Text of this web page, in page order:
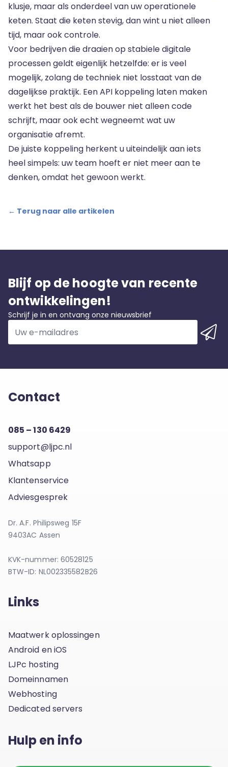
klusje, maar als onderdeel van uw operationele
keten. Staat die keten stevig, dan wint u niet alleen
tijd, maar ook controle.
Voor bedrijven die draaien op stabiele digitale
processen geldt eigenlijk hetzelfde: er is veel
mogelijk, zolang de techniek niet losstaat van de
dagelijkse praktijk. Een API koppeling laten maken
werkt het best als de bouwer niet alleen code
schrijft, maar ook echt wegneemt wat uw
organisatie afremt.
De juiste koppeling herkent u uiteindelijk aan iets
heel simpels: uw team hoeft er niet meer aan te
denken, omdat het gewoon werkt.
← Terug naar alle artikelen
Blijf op de hoogte van recente
ontwikkelingen!
Schrijf je in en ontvang onze nieuwsbrief
Contact
085 – 130 6429
support@ljpc.nl
Whatsapp
Klantenservice
Adviesgesprek
Dr. A.F. Philipsweg 15F
9403AC Assen
KVK-nummer: 60528125
BTW-ID: NL002335582B26
Links
Maatwerk oplossingen
Android en iOS
LJPc hosting
Domeinnamen
Webhosting
Dedicated servers
Hulp en info